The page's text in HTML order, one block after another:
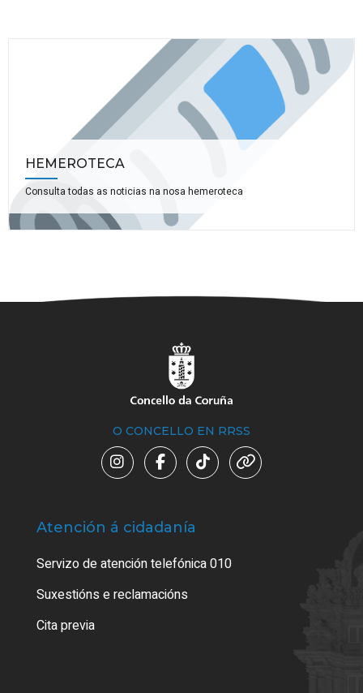
HEMEROTECA
Consulta todas as noticias na nosa hemeroteca
O CONCELLO EN RRSS
Atención á cidadanía
Servizo de atención telefónica 010
Suxestións e reclamacións
Cita previa